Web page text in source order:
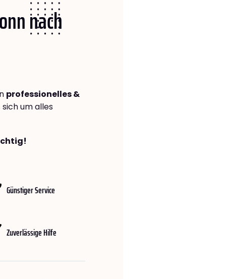
nach
professionelles &
sich um alles
Günstiger Service
Zuverlässige Hilfe